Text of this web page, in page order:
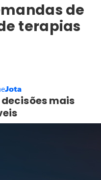
de
terapias
Jota
mais